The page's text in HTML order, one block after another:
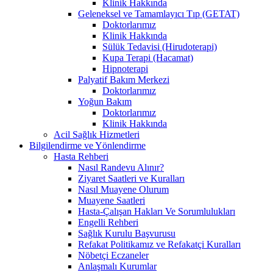
Klinik Hakkında
Geleneksel ve Tamamlayıcı Tıp (GETAT)
Doktorlarımız
Klinik Hakkında
Sülük Tedavisi (Hirudoterapi)
Kupa Terapi (Hacamat)
Hipnoterapi
Palyatif Bakım Merkezi
Doktorlarımız
Yoğun Bakım
Doktorlarımız
Klinik Hakkında
Acil Sağlık Hizmetleri
Bilgilendirme ve Yönlendirme
Hasta Rehberi
Nasıl Randevu Alınır?
Ziyaret Saatleri ve Kuralları
Nasıl Muayene Olurum
Muayene Saatleri
Hasta-Çalışan Hakları Ve Sorumlulukları
Engelli Rehberi
Sağlık Kurulu Başvurusu
Refakat Politikamız ve Refakatçi Kuralları
Nöbetçi Eczaneler
Anlaşmalı Kurumlar